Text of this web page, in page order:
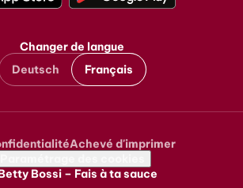
Changer de langue
Deutsch
Français
Achevé d'imprimer
Bossi – Fais à ta sauce